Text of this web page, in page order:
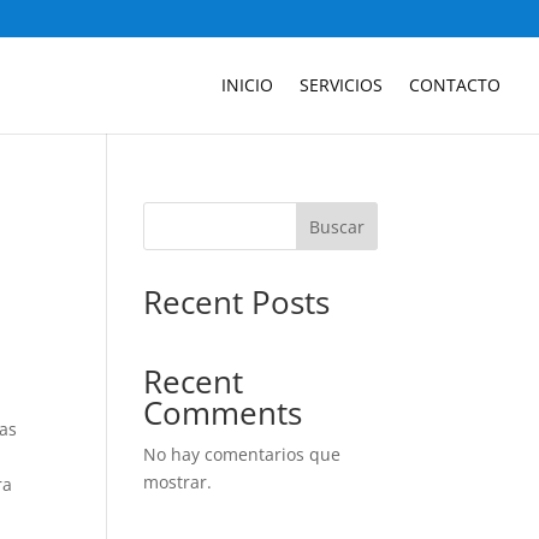
INICIO SERVICIOS CONTACTO
Buscar
Recent Posts
Recent
Comments
No hay comentarios que
mostrar.